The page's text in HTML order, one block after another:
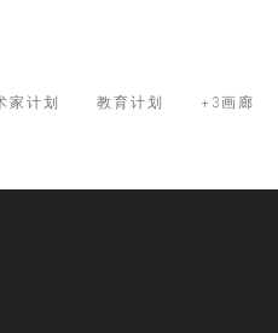
家计划 教育计划 +3画廊